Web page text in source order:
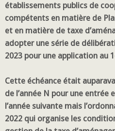
établissements publics de
compétents en matière de
et en matière de taxe
adopter une série de
2023 pour une application au
Cette échéance était
de l’année N pour une entrée
l’année suivante mais
2022 qui organise les